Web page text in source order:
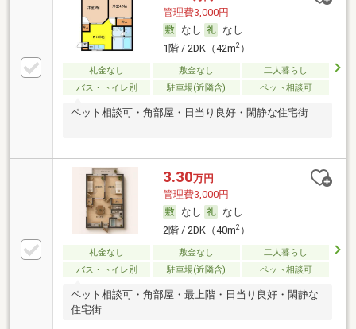
管理費3,000円
なし
なし
1階 / 2DK（42m2）
礼金なし 敷金なし
二人暮らし
バス・トイレ別
駐車場(近隣含) ペット相談可
ペット相談可・角部屋・日当り良好・閑静な住宅街
3.30万円
管理費3,000円
なし
なし
2階 / 2DK（40m2）
礼金なし 敷金なし
二人暮らし
バス・トイレ別
駐車場(近隣含) ペット相談可
ペット相談可・角部屋・最上階・日当り良好・閑静な
住宅街